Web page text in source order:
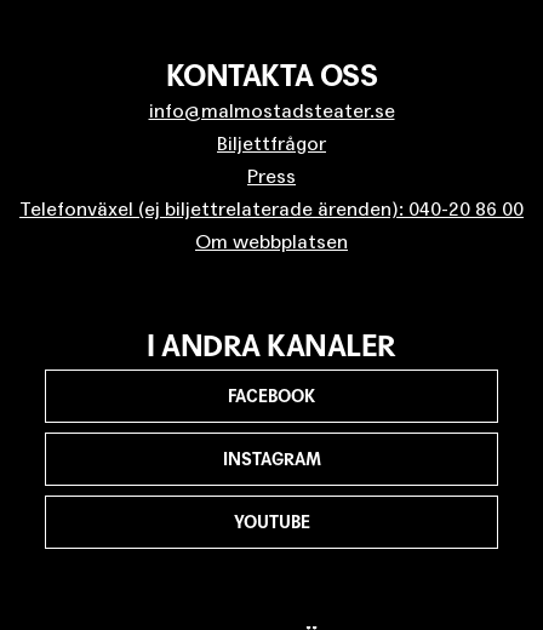
KONTAKTA OSS
info@malmostadsteater.se
Biljettfrågor
Press
Telefonväxel (ej biljettrelaterade ärenden): 040-20 86 00
Om webbplatsen
I ANDRA KANALER
FACEBOOK
INSTAGRAM
YOUTUBE